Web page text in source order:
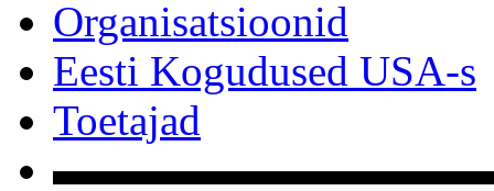
Organisatsioonid
Eesti Kogudused USA-s
Toetajad